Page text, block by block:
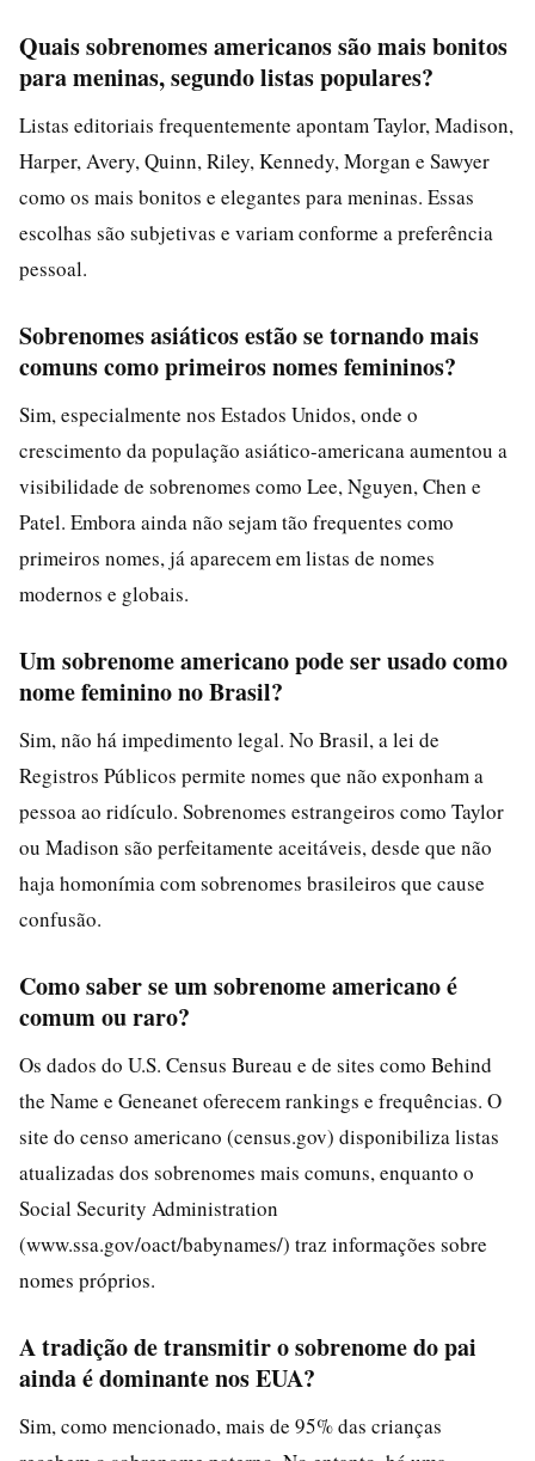
Quais sobrenomes americanos são mais bonitos
para meninas, segundo listas populares?
Listas editoriais frequentemente apontam Taylor, Madison,
Harper, Avery, Quinn, Riley, Kennedy, Morgan e Sawyer
como os mais bonitos e elegantes para meninas. Essas
escolhas são subjetivas e variam conforme a preferência
pessoal.
Sobrenomes asiáticos estão se tornando mais
comuns como primeiros nomes femininos?
Sim, especialmente nos Estados Unidos, onde o
crescimento da população asiático-americana aumentou a
visibilidade de sobrenomes como Lee, Nguyen, Chen e
Patel. Embora ainda não sejam tão frequentes como
primeiros nomes, já aparecem em listas de nomes
modernos e globais.
Um sobrenome americano pode ser usado como
nome feminino no Brasil?
Sim, não há impedimento legal. No Brasil, a lei de
Registros Públicos permite nomes que não exponham a
pessoa ao ridículo. Sobrenomes estrangeiros como Taylor
ou Madison são perfeitamente aceitáveis, desde que não
haja homonímia com sobrenomes brasileiros que cause
confusão.
Como saber se um sobrenome americano é
comum ou raro?
Os dados do U.S. Census Bureau e de sites como Behind
the Name e Geneanet oferecem rankings e frequências. O
site do censo americano (census.gov) disponibiliza listas
atualizadas dos sobrenomes mais comuns, enquanto o
Social Security Administration
(www.ssa.gov/oact/babynames/) traz informações sobre
nomes próprios.
A tradição de transmitir o sobrenome do pai
ainda é dominante nos EUA?
Sim, como mencionado, mais de 95% das crianças